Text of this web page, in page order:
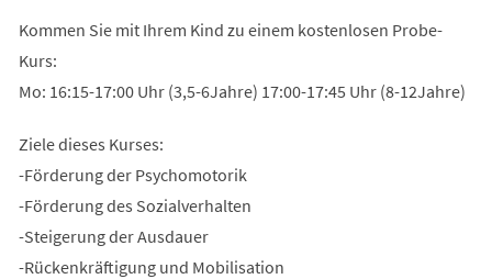
Kommen Sie mit Ihrem Kind zu einem kostenlosen Probe-
Kurs:
Mo: 16:15-17:00 Uhr (3,5-6Jahre) 17:00-17:45 Uhr (8-12Jahre)
Ziele dieses Kurses:
-Förderung der Psychomotorik
-Förderung des Sozialverhalten
-Steigerung der Ausdauer
-Rückenkräftigung und Mobilisation